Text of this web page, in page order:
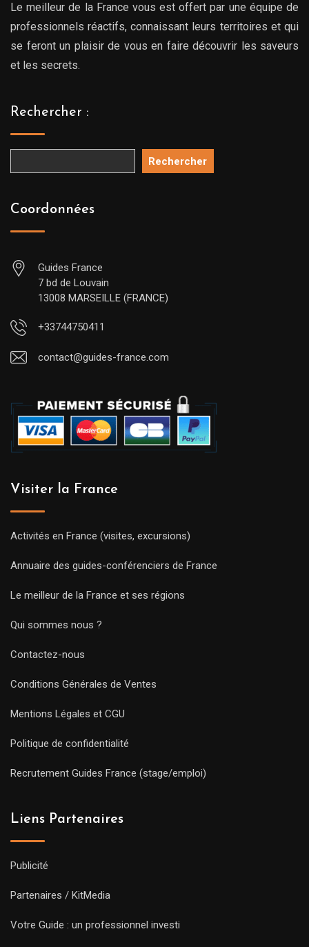
Le meilleur de la France vous est offert par une équipe de
professionnels réactifs, connaissant leurs territoires et qui
se feront un plaisir de vous en faire découvrir les saveurs
et les secrets.
Rechercher :
Rechercher
Coordonnées
Guides France
7 bd de Louvain
13008 MARSEILLE (FRANCE)
+33744750411
contact@guides-france.com
Visiter la France
Activités en France (visites, excursions)
Annuaire des guides-conférenciers de France
Le meilleur de la France et ses régions
Qui sommes nous ?
Contactez-nous
Conditions Générales de Ventes
Mentions Légales et CGU
Politique de confidentialité
Recrutement Guides France (stage/emploi)
Liens Partenaires
Publicité
Partenaires / KitMedia
Votre Guide : un professionnel investi